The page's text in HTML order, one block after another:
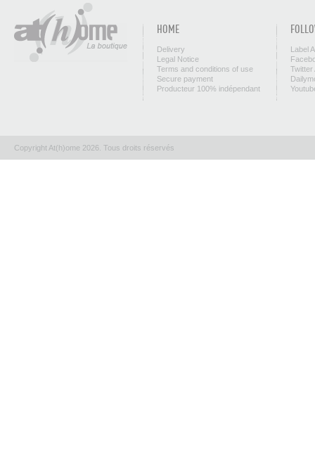
HOME
Delivery
Legal Notice
Terms and conditions of use
Secure payment
Producteur 100% indépendant
Label
Twitter
Copyright At(h)ome 2026. Tous droits réservés